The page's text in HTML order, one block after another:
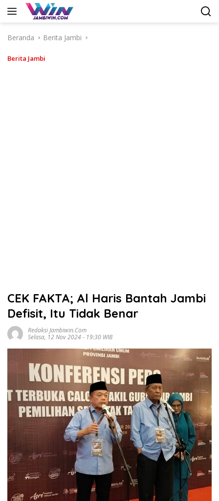
Langsung
Beranda
Berita Jambi
Berita Jambi
CEK FAKTA; Al Haris Bantah Jambi
Defisit, Itu Tidak Benar
Redaksi Jambiwin.com
Selasa, 12 Nov 2024 - 19:30 WIB